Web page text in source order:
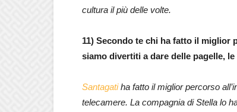
cultura il più delle volte.
11) Secondo te chi ha fatto il miglior
siamo divertiti a dare delle pagelle,
Santagatiha fatto il miglior percorso
telecamere. La compagnia di Stella lo